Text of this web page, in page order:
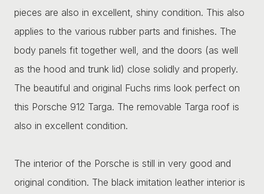
pieces are also in excellent, shiny condition. This also
applies to the various rubber parts and finishes. The
body panels fit together well, and the doors (as well
as the hood and trunk lid) close solidly and properly.
The beautiful and original Fuchs rims look perfect on
this Porsche 912 Targa. The removable Targa roof is
also in excellent condition.
The interior of the Porsche is still in very good and
original condition. The black imitation leather interior is